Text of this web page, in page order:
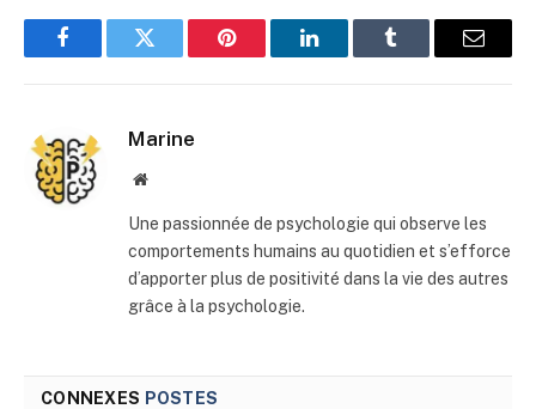
FacebookTwitter Pinterest LinkedInTumblr
E-
Marine
Site
Une passionnée de psychologie qui observe les
comportements humains au quotidien et s’efforce
d’apporter plus de positivité dans la vie des autres
grâce à la psychologie.
CONNEXES POSTES